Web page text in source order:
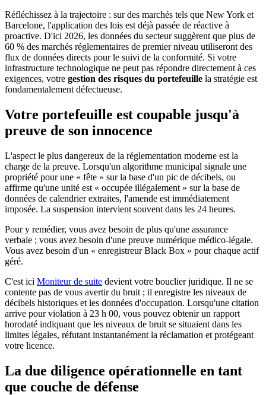
Réfléchissez à la trajectoire : sur des marchés tels que New York et
Barcelone, l'application des lois est déjà passée de réactive à
proactive. D'ici 2026, les données du secteur suggèrent que plus de
60 % des marchés réglementaires de premier niveau utiliseront des
flux de données directs pour le suivi de la conformité. Si votre
infrastructure technologique ne peut pas répondre directement à ces
exigences, votre gestion des risques du portefeuille la stratégie est
fondamentalement défectueuse.
Votre portefeuille est coupable jusqu'à
preuve de son innocence
L'aspect le plus dangereux de la réglementation moderne est la
charge de la preuve. Lorsqu'un algorithme municipal signale une
propriété pour une « fête » sur la base d'un pic de décibels, ou
affirme qu'une unité est « occupée illégalement » sur la base de
données de calendrier extraites, l'amende est immédiatement
imposée. La suspension intervient souvent dans les 24 heures.
Pour y remédier, vous avez besoin de plus qu'une assurance
verbale ; vous avez besoin d'une preuve numérique médico-légale.
Vous avez besoin d'un « enregistreur Black Box » pour chaque actif
géré.
C'est ici Moniteur de suite devient votre bouclier juridique. Il ne se
contente pas de vous avertir du bruit ; il enregistre les niveaux de
décibels historiques et les données d'occupation. Lorsqu'une citation
arrive pour violation à 23 h 00, vous pouvez obtenir un rapport
horodaté indiquant que les niveaux de bruit se situaient dans les
limites légales, réfutant instantanément la réclamation et protégeant
votre licence.
La due diligence opérationnelle en tant
que couche de défense